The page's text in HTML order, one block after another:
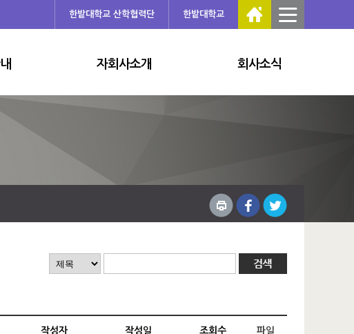
한밭대학교 산학협력단 한밭대학교
자회사소개 회사소식
작성자 작성일 조회수 파일